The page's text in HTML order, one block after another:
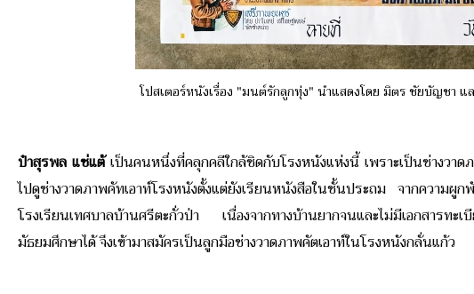
โปสเตอร์หนังเรื่อง "มนต์รักลูกทุ่ง" นำแสดงโดย มิตร ชัยบัญชา แ
ป๋าสุรพล แซ่แต้เป็นคนหนึ่งที่คลุกคลีใกล้ชิดกับโรงหนังแห่งนี้ เพราะเป็นช่างวาด
ไปดูช่างวาดภาพคัทเอาท์โรงหนังตั้งแต่ยังเรียนหนังสือในชั้นประถม จากควา
โรงเรียนเทศบาลบ้านศรีตะกั่วป่า เนื่องจากทางบ้านยากจนและไม่มีเอกสารท
มัธยมศึกษาได้ จึงเข้ามาสมัครเป็นลูกมือช่างวาดภาพคัตเอาท์ในโรงหนังกลั่นแก้ว